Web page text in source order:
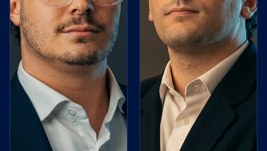
amplia
experiencia en
asesoramiento
financiero y
estructuración
patrimonial.
Además, es el
responsable
de llevar
adelante el
proyecto de
CDI PRO.